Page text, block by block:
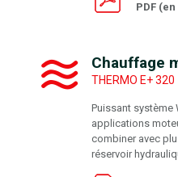
PDF
Chauffage
THERMO E+ 320
Puissant système
applications
combiner avec
réservoir